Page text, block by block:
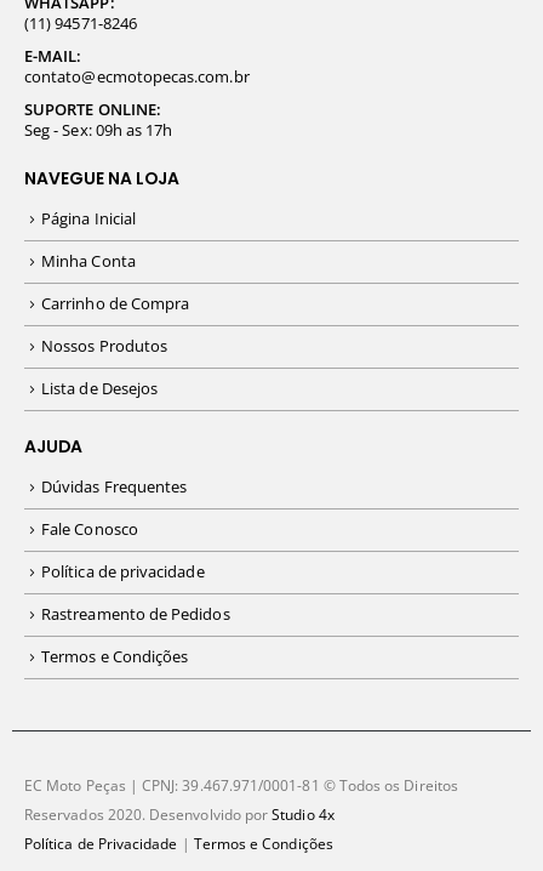
(11) 94571-8246
E-MAIL:
contato@ecmotopecas.com.br
SUPORTE ONLINE:
Seg - Sex: 09h as 17h
NAVEGUE NA LOJA
Página Inicial
Minha Conta
Carrinho de Compra
Nossos Produtos
Lista de Desejos
AJUDA
Dúvidas Frequentes
Fale Conosco
Política de privacidade
Rastreamento de Pedidos
Termos e Condições
EC Moto Peças | CPNJ: 39.467.971/0001-81 © Todos os Direitos
Reservados 2020. Desenvolvido porStudio 4x
Política de Privacidade | Termos e Condições